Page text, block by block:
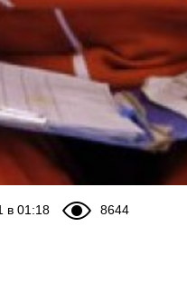
8644
в 01:18